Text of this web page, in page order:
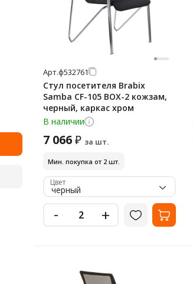
Арт.ф532761
Стул посетителя Brabix
Samba CF-105 BOX-2 кожзам,
черный, каркас хром
В наличии
7 066₽ за шт.
Мин. покупка от 2 шт.
Цвет
черный
- +